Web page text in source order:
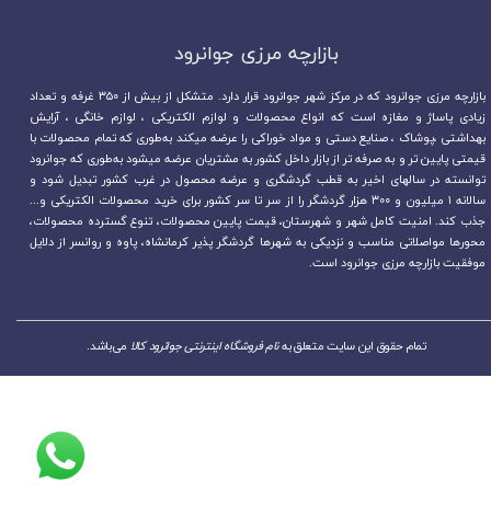
بازارچه مرزی جوانرود​​​​​​​
بازارچه مرزی جوانرود که در مرکز شهر جوانرود قرار دارد. متشکل از بیش از ۳۵۰ غرفه و تعداد
زیادی پاساژ و مغازه است که انواع محصولات و لوازم الکتریکی ، لوازم خانگی ، آرایش
بهداشتی ،پوشاک ، صنایع دستی و مواد خوراکی را عرضه میکند به‌طوری که تمام محصولات با
قیمتی پایین تر و به صرفه تر از بازار داخل کشور به مشتریان عرضه میشود به‌طوری که جوانرود
توانسته در سالهای اخیر به قطب گردشگری و عرضه محصول در غرب کشور تبدیل شود و
سالانه ۱ میلیون و ۳۰۰ هزار گردشگر را از سر تا سر کشور برای خرید محصولات الکتریکی و...
جذب کند. امنیت کامل شهر و شهرستان، قیمت پایین محصولات، تنوع گسترده محصولات،
محورها مواصلاتی مناسب و نزدیکی به شهرها گردشگر پذیر کرمانشاه، پاوه و روانسر از دلایل
موفقیت بازارچه مرزی جوانرود است.
تمام حقوق این سایت متعلق بهنام فروشگاه اینترنتی جوانرود کالا می‌باشد.